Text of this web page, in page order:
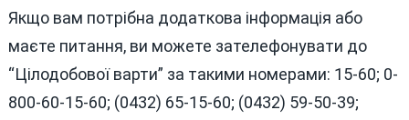
Якщо вам потрібна додаткова інформація або
маєте питання, ви можете зателефонувати до
“Цілодобової варти” за такими номерами: 15-60; 0-
800-60-15-60; (0432) 65-15-60; (0432) 59-50-39;